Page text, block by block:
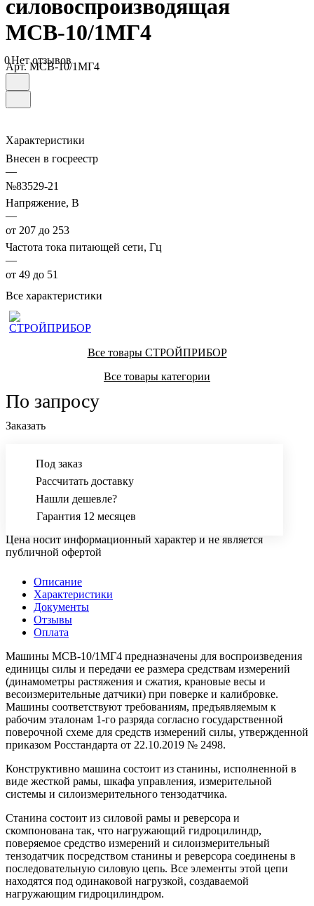
силовоспроизводящая
МСВ-10/1МГ4
0Нет отзывов
Арт.МСВ-10/1МГ4
Характеристики
Внесен в госреестр
—
№83529-21
Напряжение, В
—
от 207 до 253
Частота тока питающей сети, Гц
—
от 49 до 51
Все характеристики
Все товары СТРОЙПРИБОР
Все товары категории
По запросу
Заказать
Под заказ
Рассчитать доставку
Нашли дешевле?
Гарантия 12 месяцев
Цена носит информационный характер и не является
публичной офертой
Описание
Характеристики
Документы
Отзывы
Оплата
Машины МСВ-10/1МГ4 предназначены для воспроизведения
единицы силы и передачи ее размера средствам измерений
(динамометры растяжения и сжатия, крановые весы и
весоизмерительные датчики) при поверке и калибровке.
Машины соответствуют требованиям, предъявляемым к
рабочим эталонам 1-го разряда согласно государственной
поверочной схеме для средств измерений силы, утвержденной
приказом Росстандарта от 22.10.2019 № 2498.
Конструктивно машина состоит из станины, исполненной в
виде жесткой рамы, шкафа управления, измерительной
системы и силоизмерительного тензодатчика.
Станина состоит из силовой рамы и реверсора и
скомпонована так, что нагружающий гидроцилиндр,
поверяемое средство измерений и силоизмерительный
тензодатчик посредством станины и реверсора соединены в
последовательную силовую цепь. Все элементы этой цепи
находятся под одинаковой нагрузкой, создаваемой
нагружающим гидроцилиндром.